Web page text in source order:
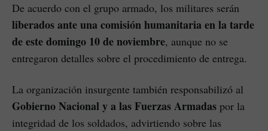
De acuerdo con el grupo armado, los militares serán
liberados ante una comisión humanitaria en la tarde
de este domingo 10 de noviembre, aunque no se
entregaron detalles sobre el procedimiento de entrega.
La organización insurgente también responsabilizó al
Gobierno Nacional y a las Fuerzas Armadas por la
integridad de los soldados, advirtiendo sobre las